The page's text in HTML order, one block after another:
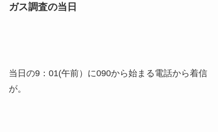
ガス調査の当日
当日の9：01(午前）に090から始まる電話から着信
が。